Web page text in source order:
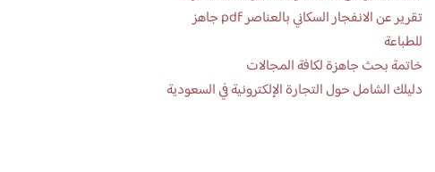
تقرير عن الانفجار السكاني بالعناصر pdf جاهز
للطباعة
خاتمة بحث جاهزة لكافة المجالات
دليلك الشامل حول التجارة الإلكترونية في السعودية